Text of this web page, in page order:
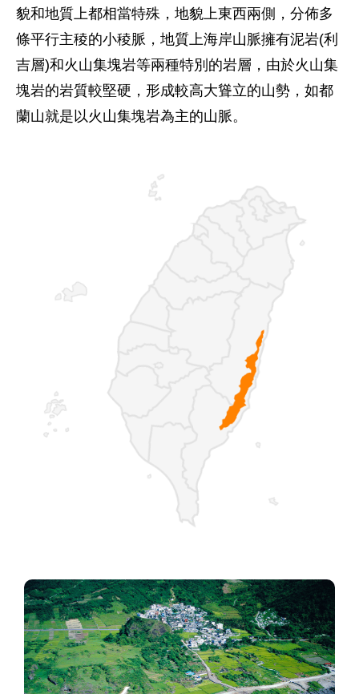
貌和地質上都相當特殊，地貌上東西兩側，分佈多
條平行主稜的小稜脈，地質上海岸山脈擁有泥岩(利
吉層)和火山集塊岩等兩種特別的岩層，由於火山集
塊岩的岩質較堅硬，形成較高大聳立的山勢，如都
蘭山就是以火山集塊岩為主的山脈。